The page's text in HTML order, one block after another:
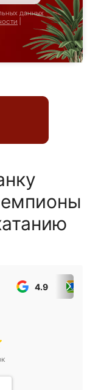
данных
4.9